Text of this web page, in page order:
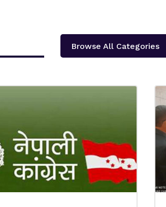
Browse All Categories